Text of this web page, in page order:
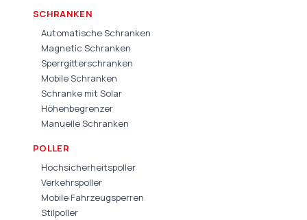
SCHRANKEN
Automatische Schranken
Magnetic Schranken
Sperrgitterschranken
Mobile Schranken
Schranke mit Solar
Höhenbegrenzer
Manuelle Schranken
POLLER
Hochsicherheitspoller
Verkehrspoller
Mobile Fahrzeugsperren
Stilpoller